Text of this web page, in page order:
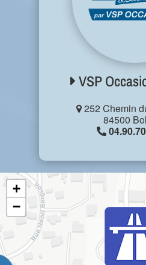
VSP
252 Chemin
84500
+
−